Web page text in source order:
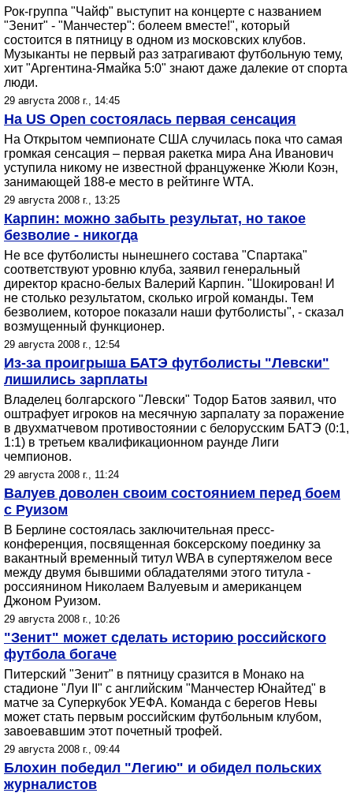
Рок-группа "Чайф" выступит на концерте с названием
"Зенит" - "Манчестер": болеем вместе!", который
состоится в пятницу в одном из московских клубов.
Музыканты не первый раз затрагивают футбольную тему,
хит "Аргентина-Ямайка 5:0" знают даже далекие от спорта
люди.
29 августа 2008 г., 14:45
На US Open состоялась первая сенсация
На Открытом чемпионате США случилась пока что самая
громкая сенсация – первая ракетка мира Ана Иванович
уступила никому не известной француженке Жюли Коэн,
занимающей 188-е место в рейтинге WTA.
29 августа 2008 г., 13:25
Карпин: можно забыть результат, но такое
безволие - никогда
Не все футболисты нынешнего состава "Спартака"
соответствуют уровню клуба, заявил генеральный
директор красно-белых Валерий Карпин. "Шокирован! И
не столько результатом, сколько игрой команды. Тем
безволием, которое показали наши футболисты", - сказал
возмущенный функционер.
29 августа 2008 г., 12:54
Из-за проигрыша БАТЭ футболисты "Левски"
лишились зарплаты
Владелец болгарского "Левски" Тодор Батов заявил, что
оштрафует игроков на месячную зарпалату за поражение
в двухматчевом противостоянии с белорусским БАТЭ (0:1,
1:1) в третьем квалификационном раунде Лиги
чемпионов.
29 августа 2008 г., 11:24
Валуев доволен своим состоянием перед боем
с Руизом
В Берлине состоялась заключительная пресс-
конференция, посвященная боксерскому поединку за
вакантный временный титул WBA в супертяжелом весе
между двумя бывшими обладателями этого титула -
россиянином Николаем Валуевым и американцем
Джоном Руизом.
29 августа 2008 г., 10:26
"Зенит" может сделать историю российского
футбола богаче
Питерский "Зенит" в пятницу сразится в Монако на
стадионе "Луи II" с английским "Манчестер Юнайтед" в
матче за Суперкубок УЕФА. Команда с берегов Невы
может стать первым российским футбольным клубом,
завоевавшим этот почетный трофей.
29 августа 2008 г., 09:44
Блохин победил "Легию" и обидел польских
журналистов